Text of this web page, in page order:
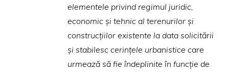
elementele privind regimul juridic,
economic şi tehnic al terenurilor şi
construcţiilor existente la data solicitării
şi stabilesc cerinţele urbanistice care
urmează să fie îndeplinite în funcţie de